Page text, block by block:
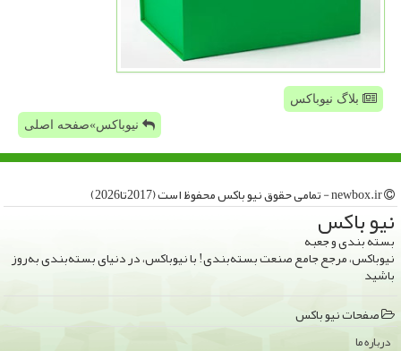
بلاگ نیوباکس
نیوباکس»صفحه اصلی
نیو باكس
بسته بندی و جعبه
نیوباکس، مرجع جامع صنعت بسته‌بندی! با نیوباکس، در دنیای بسته‌بندی به‌روز
باشید
صفحات نیو باكس
درباره ما